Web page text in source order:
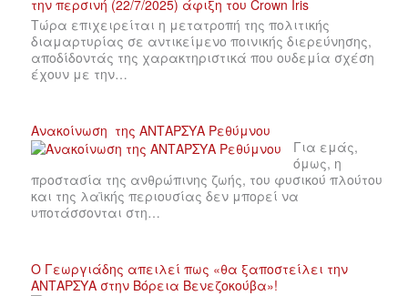
Τώρα επιχειρείται η μετατροπή της πολιτικής
διαμαρτυρίας σε αντικείμενο ποινικής διερεύνησης,
αποδίδοντάς της χαρακτηριστικά που ουδεμία σχέση
έχουν με την…
Ανακοίνωση της ΑΝΤΑΡΣΥΑ Ρεθύμνου
Για εμάς,
όμως, η
προστασία της ανθρώπινης ζωής, του φυσικού πλούτου
και της λαϊκής περιουσίας δεν μπορεί να
υποτάσσονται στη…
Ο Γεωργιάδης απειλεί πως «θα ξαποστείλει την
ΑΝΤΑΡΣΥΑ στην Βόρεια Βενεζοκούβα»!